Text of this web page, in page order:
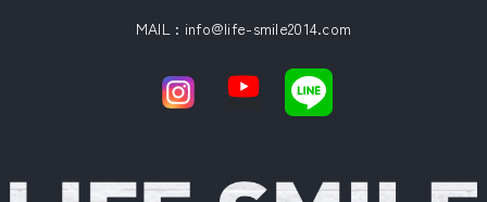
MAIL: info@life-smile2014.com